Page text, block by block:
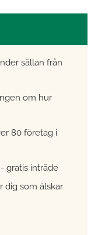
sällan från
om hur
80 företag i
gratis inträde
dig som älskar